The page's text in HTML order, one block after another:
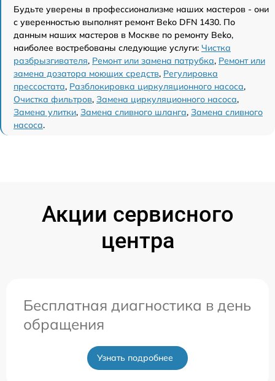
Будьте уверены в профессионализме наших мастеров - они
с уверенностью выполнят ремонт Beko DFN 1430. По
данным наших мастеров в Москве по ремонту Beko,
наиболее востребованы следующие услуги: Чистка
разбрызгивателя, Ремонт или замена патрубка, Ремонт или
замена дозатора моющих средств, Регулировка
прессостата, Разблокировка циркуляционного насоса,
Очистка фильтров, Замена циркуляционного насоса,
Замена улитки, Замена сливного шланга, Замена сливного
насоса.
Акции сервисного
центра
Бесплатная диагностика в день
обращения
Узнать подробнее